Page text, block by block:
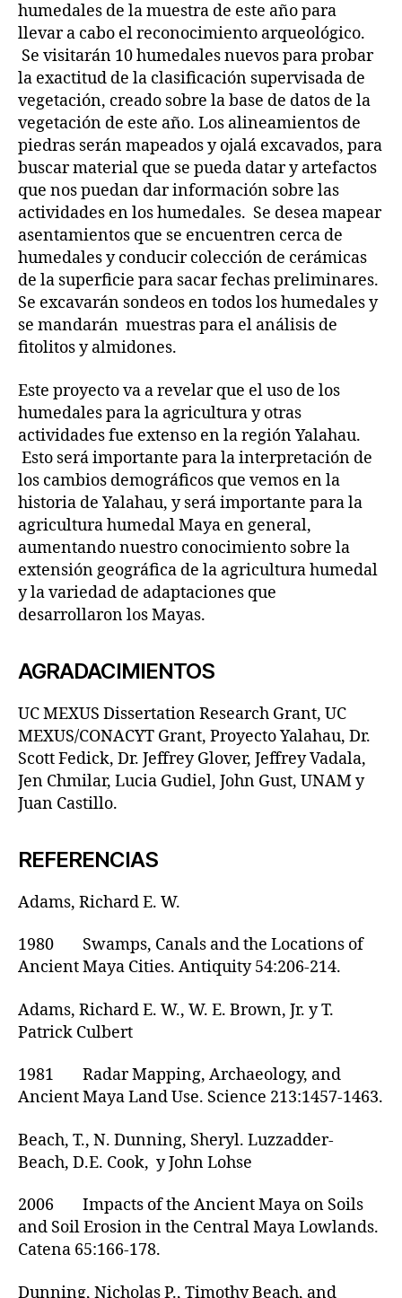
humedales de la muestra de este año para
llevar a cabo el reconocimiento arqueológico.
Se visitarán 10 humedales nuevos para probar
la exactitud de la clasificación supervisada de
vegetación, creado sobre la base de datos de la
vegetación de este año. Los alineamientos de
piedras serán mapeados y ojalá excavados, para
buscar material que se pueda datar y artefactos
que nos puedan dar información sobre las
actividades en los humedales. Se desea mapear
asentamientos que se encuentren cerca de
humedales y conducir colección de cerámicas
de la superficie para sacar fechas preliminares.
Se excavarán sondeos en todos los humedales y
se mandarán muestras para el análisis de
fitolitos y almidones.
Este proyecto va a revelar que el uso de los
humedales para la agricultura y otras
actividades fue extenso en la región Yalahau.
Esto será importante para la interpretación de
los cambios demográficos que vemos en la
historia de Yalahau, y será importante para la
agricultura humedal Maya en general,
aumentando nuestro conocimiento sobre la
extensión geográfica de la agricultura humedal
y la variedad de adaptaciones que
desarrollaron los Mayas.
AGRADACIMIENTOS
UC MEXUS Dissertation Research Grant, UC
MEXUS/CONACYT Grant, Proyecto Yalahau, Dr.
Scott Fedick, Dr. Jeffrey Glover, Jeffrey Vadala,
Jen Chmilar, Lucia Gudiel, John Gust, UNAM y
Juan Castillo.
REFERENCIAS
Adams, Richard E. W.
1980 Swamps, Canals and the Locations of
Ancient Maya Cities. Antiquity 54:206-214.
Adams, Richard E. W., W. E. Brown, Jr. y T.
Patrick Culbert
1981 Radar Mapping, Archaeology, and
Ancient Maya Land Use. Science 213:1457-1463.
Beach, T., N. Dunning, Sheryl. Luzzadder-
Beach, D.E. Cook, y John Lohse
2006 Impacts of the Ancient Maya on Soils
and Soil Erosion in the Central Maya Lowlands.
Catena 65:166-178.
Dunning, Nicholas P., Timothy Beach, and